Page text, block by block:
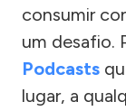
consumir
um desafio.
Podcasts
lugar, a